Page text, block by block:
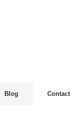
Blog Contact